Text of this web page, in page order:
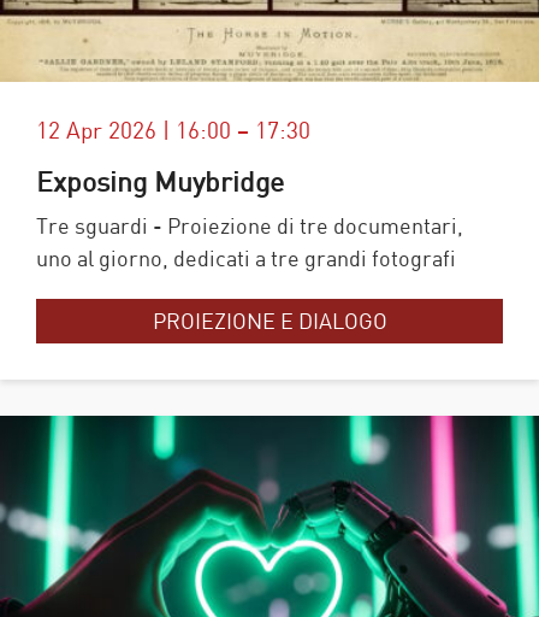
12 Apr 2026 | 16:00 – 17:30
Exposing Muybridge
Tre sguardi - Proiezione di tre documentari,
uno al giorno, dedicati a tre grandi fotografi
PROIEZIONE E DIALOGO